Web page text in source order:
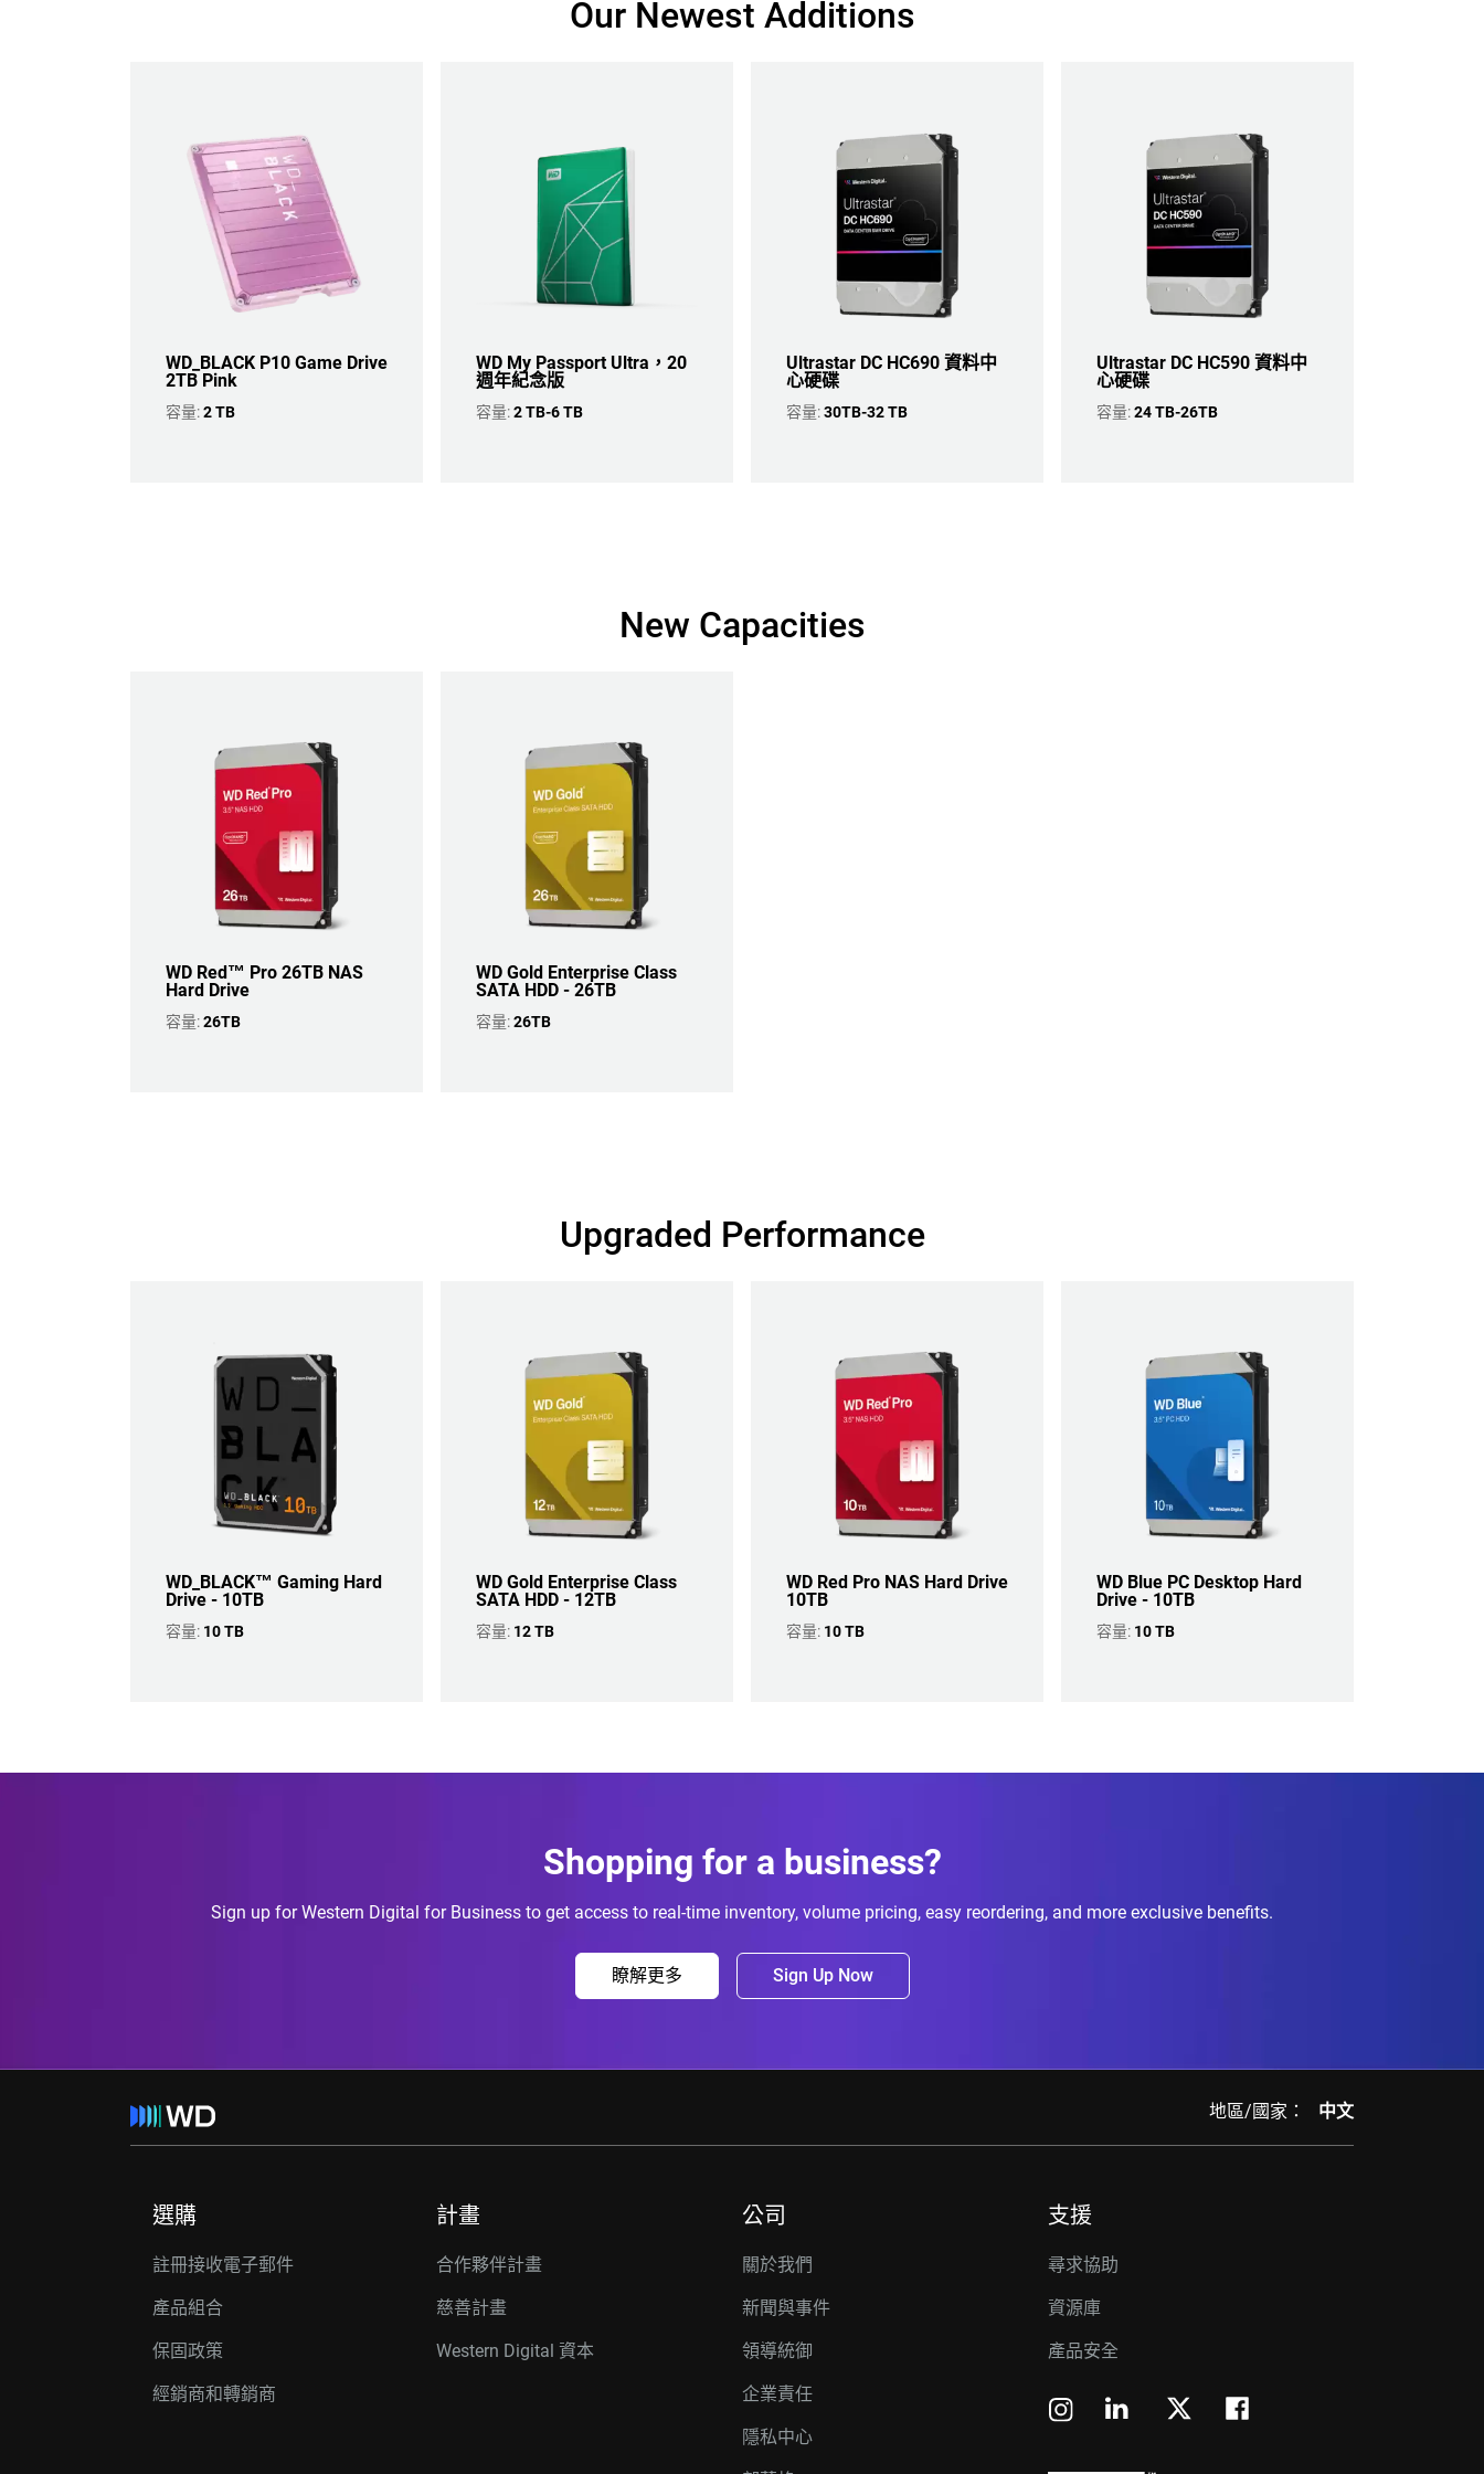
Our Newest Additions
WD_BLACK P10 Game Drive
2TB Pink
容量:2 TB
WD My Passport Ultra，20
週年紀念版
容量:2 TB-6 TB
Ultrastar DC HC690 資料中
心硬碟
容量:30TB-32 TB
Ultrastar DC HC590 資料中
心硬碟
容量:24 TB-26TB
New Capacities
WD Red™ Pro 26TB NAS
Hard Drive
容量:26TB
WD Gold Enterprise Class
SATA HDD - 26TB
容量:26TB
Upgraded Performance
WD_BLACK™ Gaming Hard
Drive - 10TB
容量: 10 TB
WD Gold Enterprise Class
SATA HDD - 12TB
容量: 12 TB
WD Red Pro NAS Hard Drive
10TB
容量: 10 TB
WD Blue PC Desktop Hard
Drive - 10TB
容量: 10 TB
Shopping for a business?
Sign up for Western Digital for Business to get access to real-time inventory, volume pricing, easy reordering, and more exclusive benefits.
瞭解更多 Sign Up Now
地區/國家： 中文
選購
註冊接收電子郵件
產品組合
保固政策
經銷商和轉銷商
計畫
合作夥伴計畫
慈善計畫
Western Digital 資本
公司
關於我們
新聞與事件
領導統御
企業責任
隱私中心
支援
尋求協助
資源庫
產品安全